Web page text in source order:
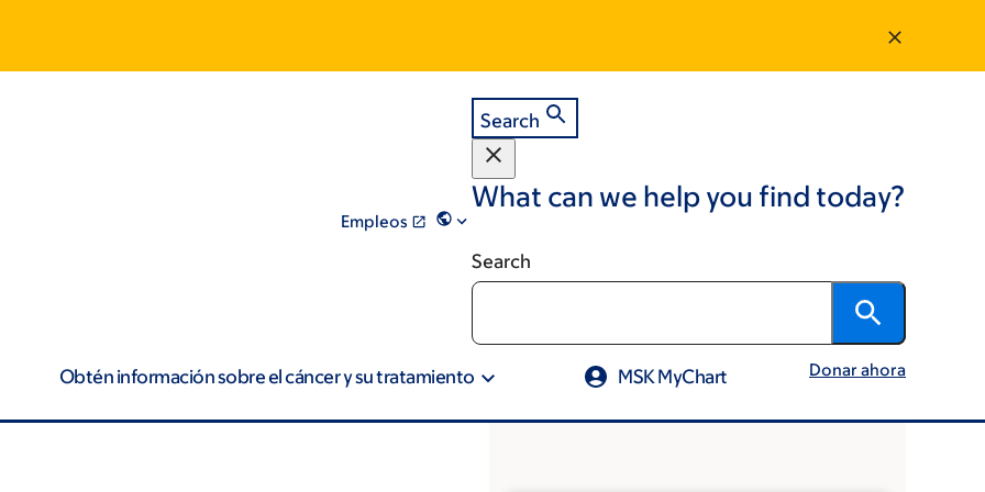
Empleos
Search
What can we help you find today?
Search
Obtén información sobre el cáncer y su tratamiento MSK MyChart Donar ahora